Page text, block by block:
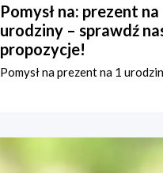
Pomysł na: prezent na
urodziny – sprawdź
propozycje!
Pomysł na prezent na 1